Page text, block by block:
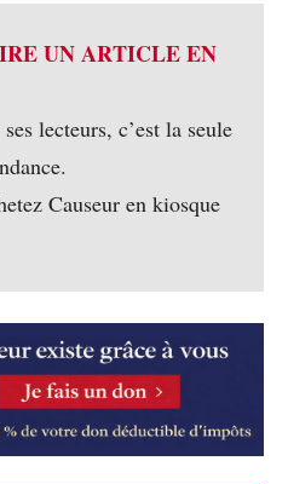
UN ARTICLE EN
lecteurs, c’est la seule
Causeur en kiosque